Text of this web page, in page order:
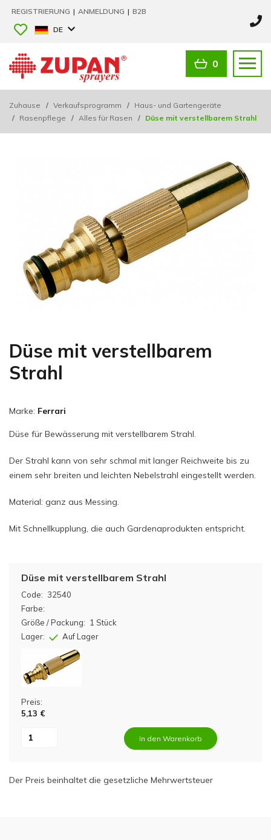
REGISTRIERUNG | ANMELDUNG | B2B
DE
0
Zuhause / Verkaufsprogramm / Haus- und Gartengeräte
/ Rasenpflege / Alles für Rasen / Düse mit verstellbarem Strahl
Düse mit verstellbarem
Strahl
Marke: Ferrari
Düse für Bewässerung mit verstellbarem Strahl.
Der Strahl kann von sehr schmal mit langer Reichweite bis zu
einem sehr breiten und leichten Nebelstrahl eingestellt werden.
Material: ganz aus Messing.
Mit Schnellkupplung, die auch Gardenaprodukten entspricht.
Code: 32540
Düse mit verstellbarem Strahl
Farbe:
Größe / Packung: 1 Stück
Lager:
Auf Lager
Preis:
5,13 €
In den Warenkorb
Der Preis beinhaltet die gesetzliche Mehrwertsteuer